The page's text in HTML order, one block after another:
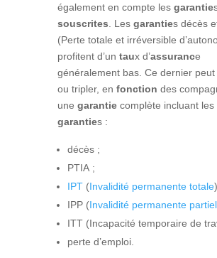
également en compte lesgarantie
souscrites . Lesgaranties décès
(Perte totale et irréversible
profitent d’un taux d’assurance
généralement bas. Ce dernier
ou tripler, en fonction des
une garantiecomplète incluant les
garanties :
décès ;
PTIA ;
IPT(Invalidité permanente totale
IPP (Invalidité permanente
ITT (Incapacité temporaire de
perte d’emploi.